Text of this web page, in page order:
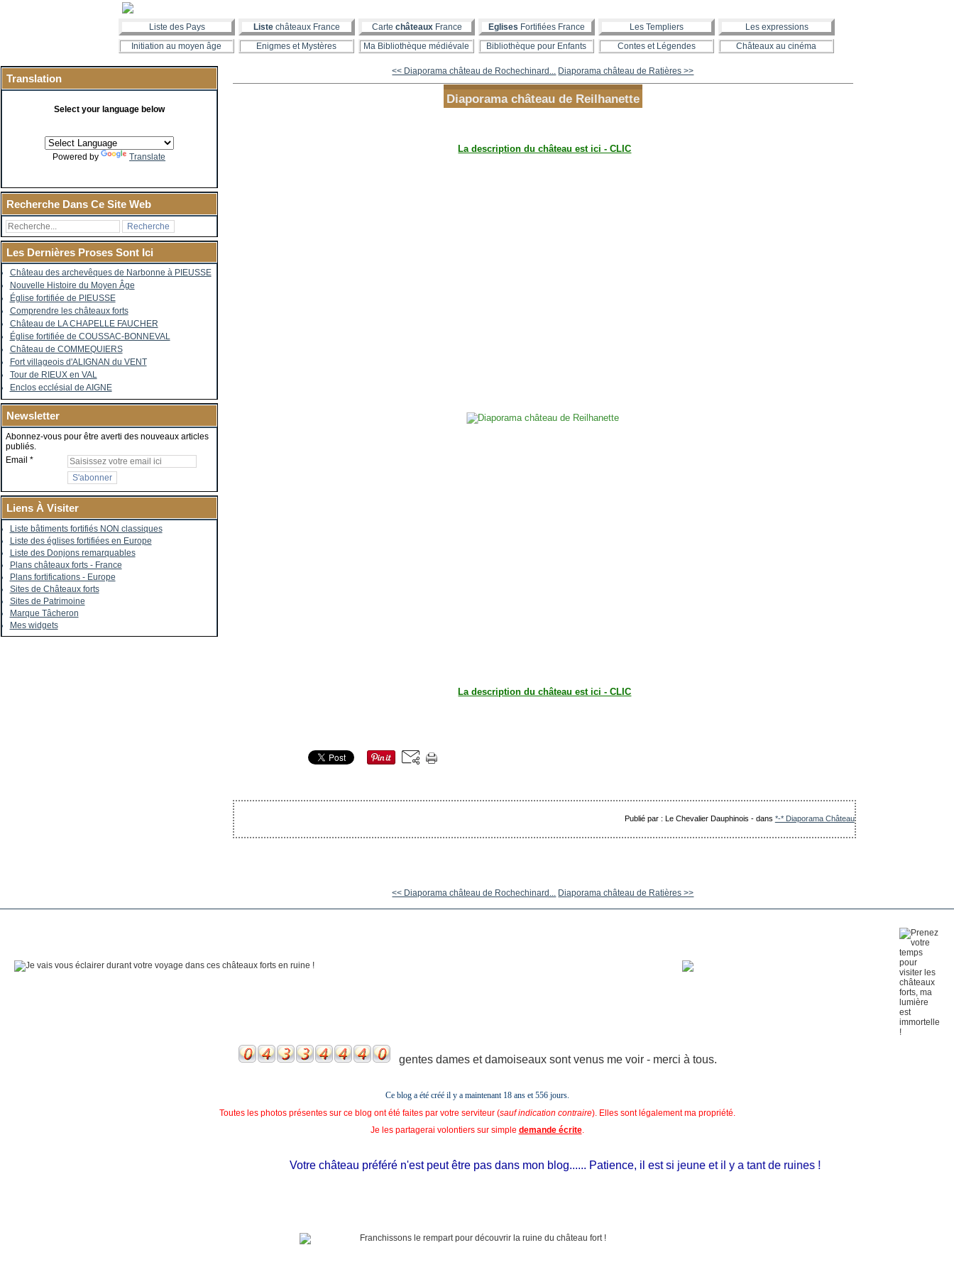
Liste des Pays Liste châteaux France Carte châteauxFrance Eglises Fortifiées France Les Templiers
Les expressions
Initiation au moyen âge
Enigmes et Mystères Ma Bibliothèque médiévale Bibliothèque pour Enfants Contes et Légendes Châteaux au cinéma
Translation
Select your language below
Powered by Translate
Recherche Dans Ce Site Web
Les Dernières Proses Sont Ici
Château des archevêques de Narbonne à PIEUSSE
Nouvelle Histoire du Moyen Âge
Église fortifiée de PIEUSSE
Comprendre les châteaux forts
Château de LA CHAPELLE FAUCHER
Église fortifiée de COUSSAC-BONNEVAL
Château de COMMEQUIERS
Fort villageois d'ALIGNAN du VENT
Tour de RIEUX en VAL
Enclos ecclésial de AIGNE
Newsletter
Abonnez-vous pour être averti des nouveaux articles
publiés.
Email
Liens À Visiter
Liste bâtiments fortifiés NON classiques
Liste des églises fortifiées en Europe
Liste des Donjons remarquables
Plans châteaux forts - France
Plans fortifications - Europe
Sites de Châteaux forts
Sites de Patrimoine
Marque Tâcheron
Mes widgets
<< Diaporama château de Rochechinard... Diaporama château de Ratières >>
Diaporama château de Reilhanette
La description du château est ici - CLIC
La description du château est ici - CLIC
Publié par : Le Chevalier Dauphinois -dans *-* Diaporama Château
<< Diaporama château de Rochechinard... Diaporama château de Ratières >>
gentes dames et damoiseaux sont venus me voir - merci à tous.
Ce blog a été créé il y a maintenant 18 ans et556 jours.
Toutes les photos présentes sur ce blog ont été faites par votre serviteur (sauf indication contraire). Elles sont légalement ma propriété.
Je les partagerai volontiers sur simple demande écrite.
Votre château préféré n'est peut être pas dans mon blog...... Patience, il est si jeune et il y a tant de ruines !